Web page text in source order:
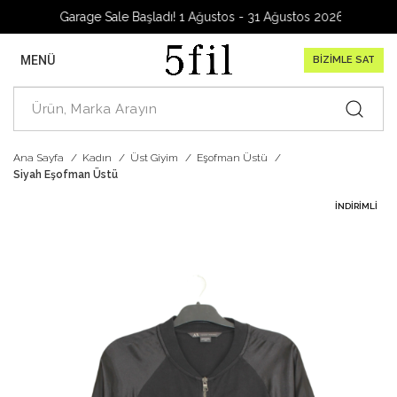
Garage Sale Başladı! 1 Ağustos - 31 Ağustos 2026
MENÜ BİZİMLE SAT
Ana Sayfa Kadın Üst Giyim
Eşofman Üstü
Siyah Eşofman Üstü
İNDIRIMLI